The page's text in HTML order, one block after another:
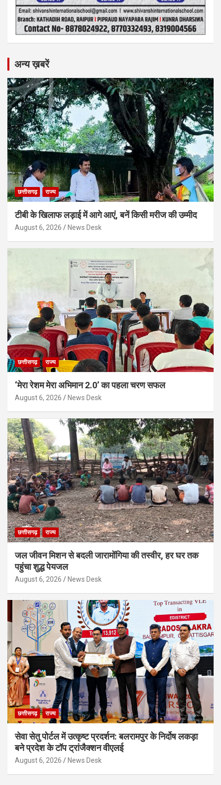
अन्य ख़बरें
छत्तीसगढ़ राज्य
टीबी के खिलाफ लड़ाई में आगे आएं, बनें किसी मरीज की उम्मीद
August 6, 2026 News Desk
छत्तीसगढ़ राज्य
‘मेरा रेशम मेरा अभिमान 2.0’ का पहला चरण सफल
August 6, 2026 News Desk
छत्तीसगढ़ राज्य
जल जीवन मिशन से बदली जारामोंगिया की तस्वीर, हर घर तक
पहुंचा शुद्ध पेयजल
August 6, 2026 News Desk
छत्तीसगढ़ राज्य
सेवा सेतु पोर्टल में उत्कृष्ट प्रदर्शन: बलरामपुर के निर्दोष लकड़ा
बने प्रदेश के टॉप ट्रांजैक्शन वीएलई
August 6, 2026 News Desk